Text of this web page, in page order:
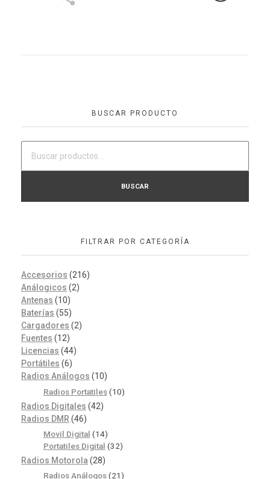
BUSCAR PRODUCTO
BUSCAR
FILTRAR POR CATEGORÍA
Accesorios (216)
Análogicos (2)
Antenas (10)
Baterías (55)
Cargadores (2)
Fuentes (12)
Licencias (44)
Portátiles (6)
Radios Análogos (10)
Radios Portatiles (10)
Radios Digitales (42)
Radios DMR (46)
Movil Digital (14)
Portatiles Digital (32)
Radios Motorola (28)
Radios Análogos (21)